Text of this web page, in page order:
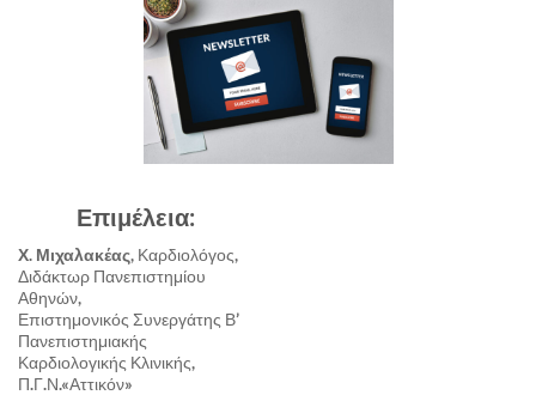
Επιμέλεια:
Χ. Μιχαλακέας, Καρδιολόγος,
Διδάκτωρ Πανεπιστημίου
Αθηνών,
Επιστημονικός Συνεργάτης Β’
Πανεπιστημιακής
Καρδιολογικής Κλινικής,
Π.Γ.Ν.«Αττικόν»